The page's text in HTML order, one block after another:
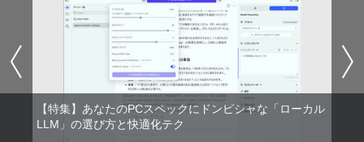
BRUCE WAYNE feat. Flo Milli, ATL Jacob
[Explicit]
￥250
￥1,380
【Amazon.co.jp限定】 い・ろ・は・す 2L P
ET ラベルレス ×8本
￥1,001
異世界居酒屋「のぶ」(22) (角川コミックス・
エース)
￥832
中古 ノートパソコン Windows11搭載 Of
fice付き NEC VKT16M7 第8世代 Core i5
14型 メモリ8GB SSD256GB 初期設定済
み 薄型 軽量 WEBカメラ 整備済み品 ノ
ートPC
￥26,800
HP(Inc.) M9L89A
￥9,730
中古パソコン | Dell | OptiPlex 3040 SFF
| Windows11 | デスクトップ | 一年保証 |
第6世代 | Core i5 6500 3.2(～最大3.6)G
HP ProDisplay 21.5インチワイドIPS モ
ニター P224/フルHD（1920x1080）/HD
MI、VGA、DisplayPort/VESA規格/スリ
ムベゼル/フリッカーフリー/ブルーライト
軽減/HDMI搭載モニター/Switch PS対応
(再生中古品)
￥8,888
日本人に適した審美修復治療の理論と実
際 [ 貞光謙一郎 ]
￥17,600
ゆるキャン△ 19 （まんがタイムKRコ
【特集】あなたのPCスペックにドンピシャな「ローカル
LLM」の選び方と快適化テク